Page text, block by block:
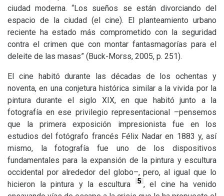
ciudad moderna. “Los sueños se están divorciando del
espacio de la ciudad (el cine). El planteamiento urbano
reciente ha estado más comprometido con la seguridad
contra el crimen que con montar fantasmagorías para el
deleite de las masas” (Buck-Morss, 2005, p. 251).
El cine habitó durante las décadas de los ochentas y
noventa, en una conjetura histórica similar a la vivida por la
pintura durante el siglo XIX, en que habitó junto a la
fotografía en ese privilegio representacional –pensemos
que la primera exposición impresionista fue en los
estudios del fotógrafo francés Félix Nadar en 1883 y, así
mismo, la fotografía fue uno de los dispositivos
fundamentales para la expansión de la pintura y escultura
occidental por alrededor del globo–, pero, al igual que lo
hicieron la pintura y la escultura
5 , el cine ha venido